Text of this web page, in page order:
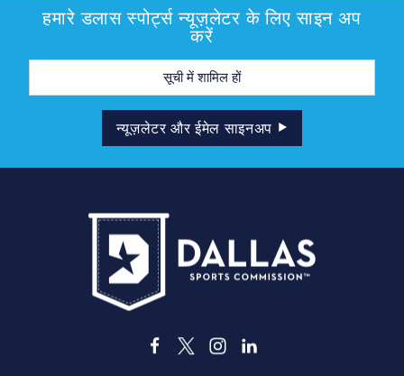
हमारे डलास स्पोर्ट्स न्यूज़लेटर के लिए साइन अप
करें
मेल
न्यूज़लेटर और ईमेल साइनअप